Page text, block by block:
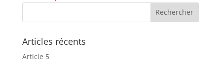
Articles récents
Article 5